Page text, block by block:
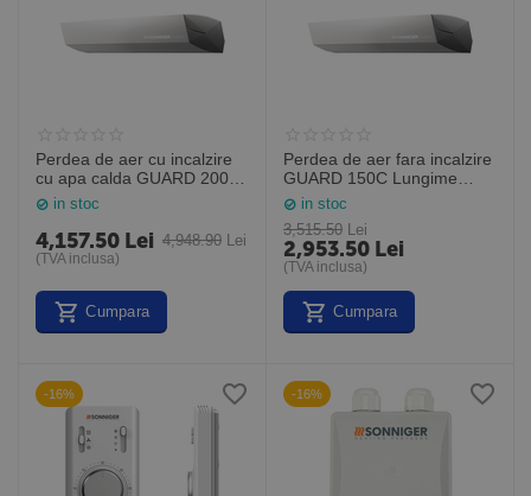
Perdea de aer cu incalzire
cu apa calda GUARD 200W
Lungime 2,0M (Sonniger
Polonia)
in stoc
4,948.90 Lei
4,157.50 Lei
(TVA inclusa)
Cumpara
Perdea de aer fara incalzire
GUARD 150C Lungime
1,5M (Sonniger Polonia)
in stoc
3,515.50 Lei
2,953.50 Lei
(TVA inclusa)
Cumpara
-16% -16%